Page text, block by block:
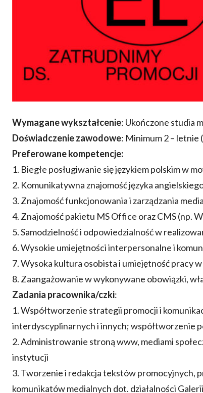
Wymagane wykształcenie: Ukończone studia
Doświadczenie zawodowe: Minimum 2 – letnie
Preferowane kompetencje:
1. Biegłe posługiwanie się językiem polskim w
2. Komunikatywna znajomość języka
3. Znajomość funkcjonowania i zarządzania
4. Znajomość pakietu MS Office oraz CMS (np.
5. Samodzielność i odpowiedzialność w
6. Wysokie umiejętności interpersonalne i
7. Wysoka kultura osobista i umiejętność pracy
8. Zaangażowanie w wykonywane obowiązki,
Zadania pracownika/czki:
1. Współtworzenie strategii promocji i
interdyscyplinarnych i innych; współtworzenie
2. Administrowanie stroną www, mediami
instytucji
3. Tworzenie i redakcja tekstów
komunikatów medialnych dot. działalności